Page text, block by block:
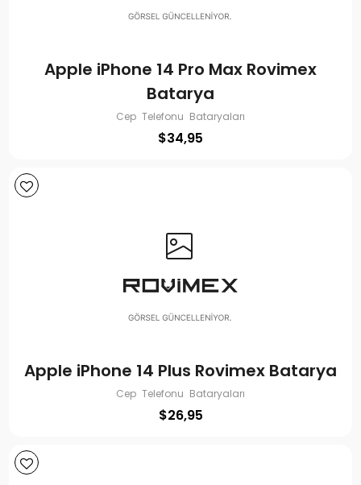
Apple iPhone 14 Pro Max Rovimex
Batarya
Cep Telefonu Bataryaları
$34,95
Apple iPhone 14 Plus Rovimex Batarya
Cep Telefonu Bataryaları
$26,95